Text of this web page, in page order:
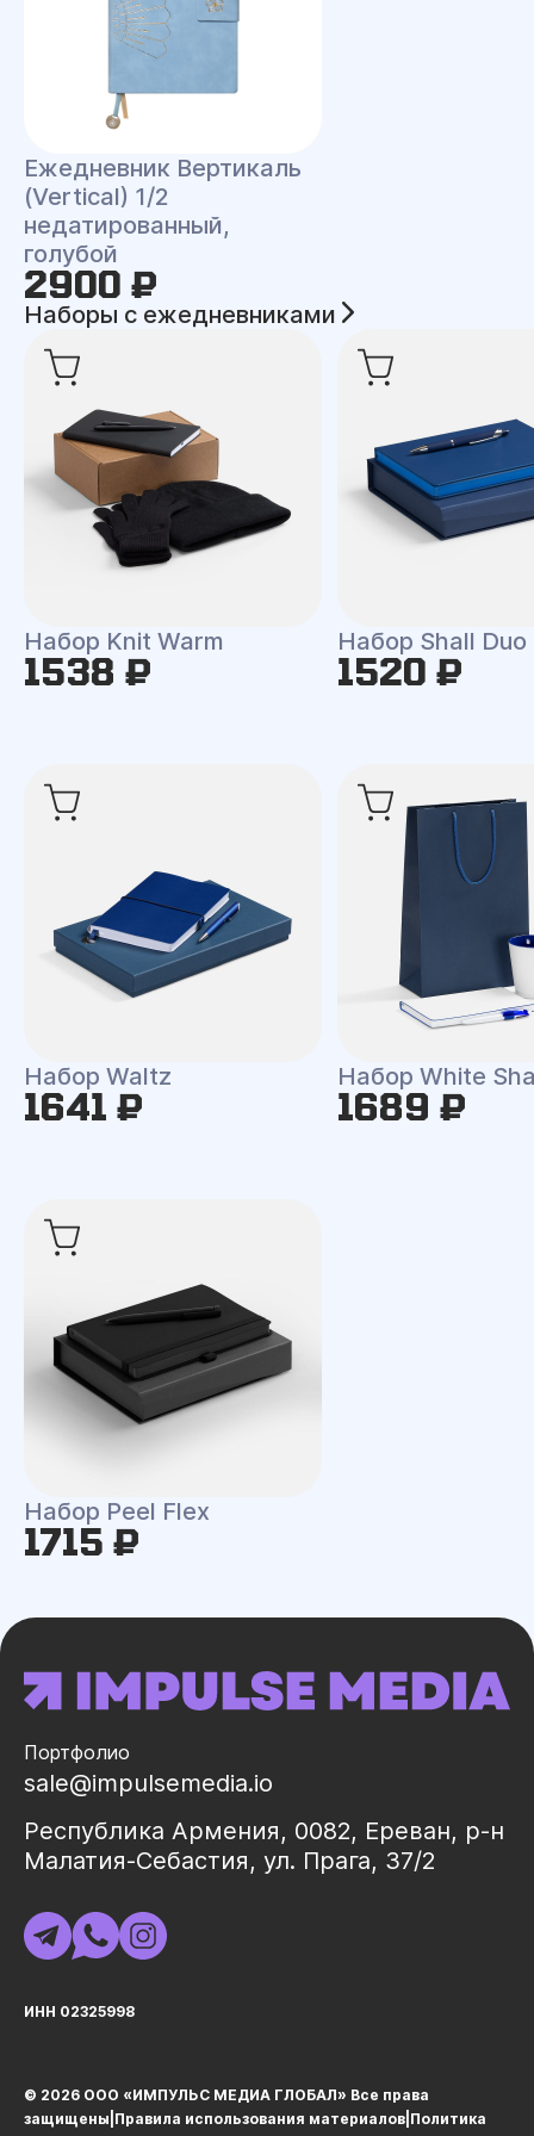
Ежедневник Вертикаль
(Vertical) 1/2
недатированный,
голубой
2900 ₽
Наборы с ежедневниками
Набор Knit Warm
1538 ₽
Набор Shall Duo
1520 ₽
Набор Waltz
1641 ₽
Набор White
1689 ₽
Набор Peel Flex
1715 ₽
Портфолио
sale@impulsemedia.io
Республика Армения, 0082, Ереван, р-н
Малатия-Себастия, ул. Прага, 37/2
ИНН 02325998
© 2026 ООО «ИМПУЛЬС МЕДИА ГЛОБАЛ» Все права
защищеныㅤ|ㅤ Правила использования материалов Политика